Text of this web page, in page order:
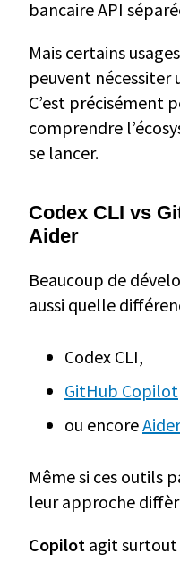
bancaire API
Mais certains
peuvent nécessiter
C’est précisément
comprendre
se lancer.
Codex CLI vs
Aider
Beaucoup de
aussi quelle
Codex CLI,
GitHub Copilot
ou encore
Même si ces outils
leur approche
Copilot agit surtout